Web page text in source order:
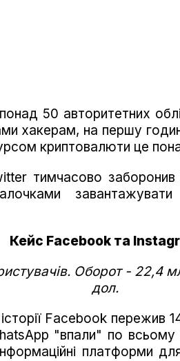
50 авторитетних
хакерам, на першу
криптовалюти це
тимчасово заборонив
Кейс Facebook та
Оборот - 22,4
дол.
Facebook пережив
"впали" по всьому
платформи